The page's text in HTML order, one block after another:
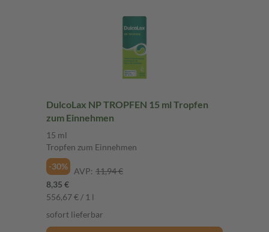
DulcoLax NP TROPFEN 15 ml Tropfen
zum Einnehmen
15 ml
Tropfen zum Einnehmen
-30%
AVP: 11,94 €
8,35 €
556,67 € / 1 l
sofort lieferbar